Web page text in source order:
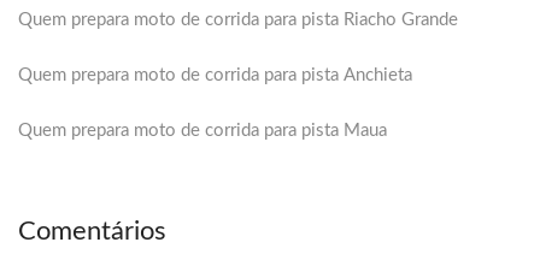
Quem prepara moto de corrida para pista Riacho Grande
Quem prepara moto de corrida para pista Anchieta
Quem prepara moto de corrida para pista Maua
Comentários